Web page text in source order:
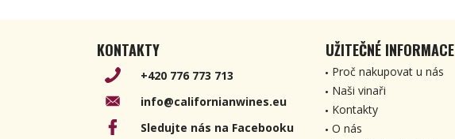
KONTAKTY
+420 776 773 713
info@californianwines.eu
Sledujte nás na Facebooku
UŽITEČNÉ INFORMACE
Proč nakupovat u nás
Naši vinaři
Kontakty
O nás